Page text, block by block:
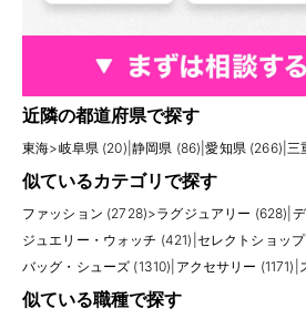
近隣の都道府県で探す
東海>岐阜県 (20) 静岡県 (86) |愛知県 (266) |三
似ているカテゴリで探す
ファッション (2728)>ラグジュアリー (628)
ジュエリー・ウォッチ (421) セレクトショッ
バッグ・シューズ (1310) アクセサリー (1171)
似ている職種で探す